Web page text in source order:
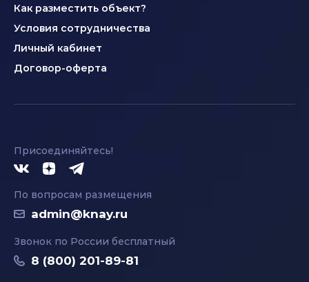
Как разместить объект?
Условия сотрудничества
Личный кабинет
Договор-оферта
Присоединяйтесь!
По вопросам размещения
admin@knay.ru
Звонок по России бесплатный
8 (800) 201-89-81